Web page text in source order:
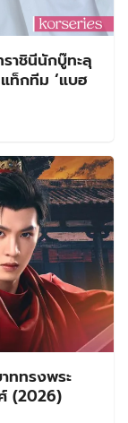
าชินีนักบู๊ทะลุ
ท็กทีม ‘แบฮ
ททรงพระ
(2026)